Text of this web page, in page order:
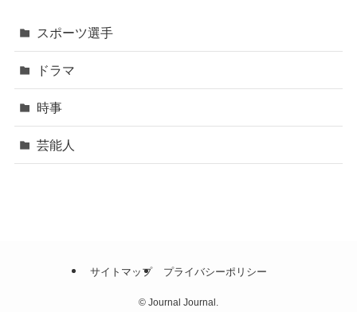
スポーツ選手
ドラマ
時事
芸能人
サイトマップ プライバシーポリシー
© Journal Journal.